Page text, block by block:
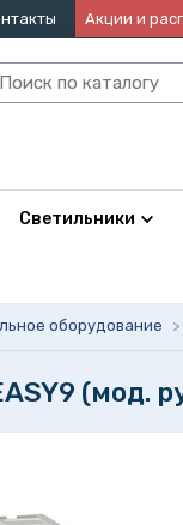
Акции и
Светильники
оборудование >
(мод.